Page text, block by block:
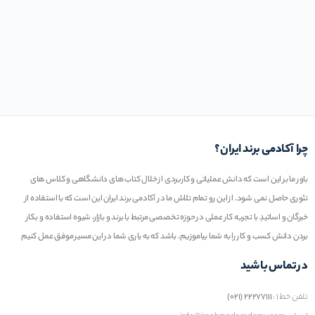
چرا آکادمی برند ایران؟
باور ما بر این است که دانش عملیاتی و کاربردی از خلال کتاب های دانشگاهی و کلاس های
تئوری حاصل نمی شود. از این رو تمام تلاش ما در آکادمی برند ایران این است که با استفاده از
خبرگان و اساتیدِ با تجربه کار عملی در حوزه تخصصی مرتبط با برند و بازار، شیوه استفاده و بکار
بردن دانش کسب و کار را به شما بیاموزیم. باشد که به یاری شما در این مسیر موفق عمل کنیم
در تماس باشید
تلفن خط ۱ : ۲۲۲۷۷۱۱۱ (۰۲۱)